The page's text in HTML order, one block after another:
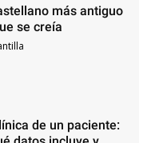
más antiguo
se creía
de un paciente: